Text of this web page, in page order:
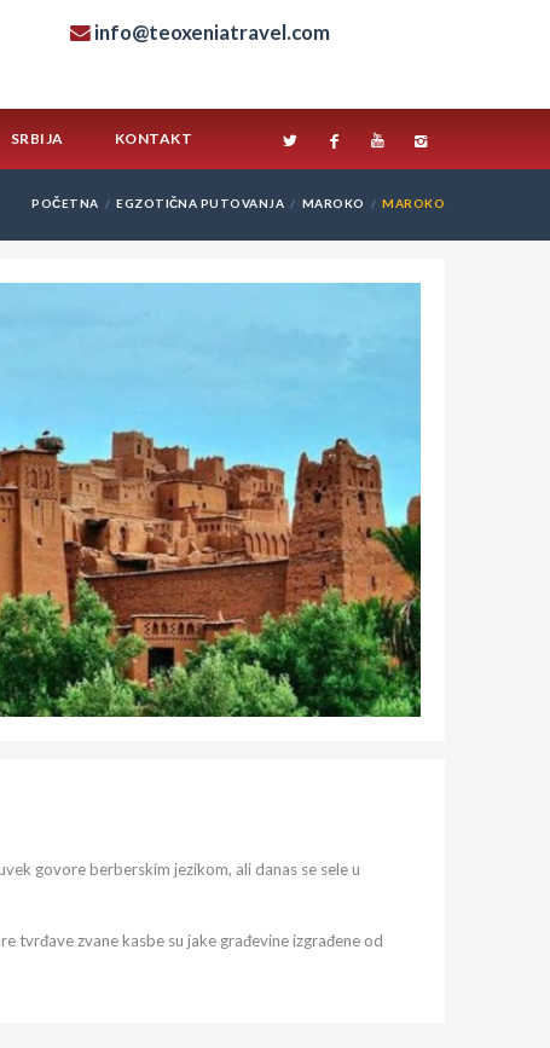
info@teoxeniatravel.com
SRBIJA KONTAKT
POČETNA EGZOTIČNA PUTOVANJA MAROKO MAROKO
govore berberskim jezikom, ali danas se sele u
tvrđave zvane kasbe su jake građevine izgrađene od